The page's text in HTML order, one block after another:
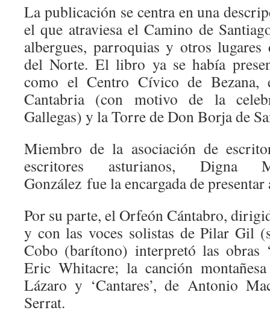
La publicación se centra en una
el que atraviesa el Camino de
albergues, parroquias y otros
del Norte. El libro ya se había
como el Centro Cívico de Bezana,
Cantabria (con motivo de la
Gallegas) y la Torre de Don Borja de
Miembro de la asociación de
escritores asturianos, Digna
González fue la encargada de presentar
Por su parte, el Orfeón Cántabro,
y con las voces solistas de Pilar Gil
Cobo (barítono) interpretó las obras
Eric Whitacre; la canción
Lázaro y ‘Cantares’, de Antonio
Serrat.